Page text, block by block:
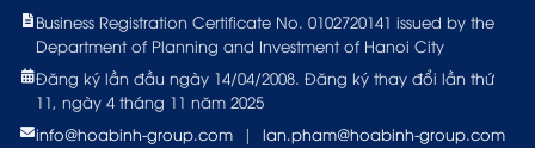
Business Registration Certificate No. 0102720141 issued by the
Department of Planning and Investment of Hanoi City
Đăng ký lần đầu ngày 14/04/2008. Đăng ký thay đổi lần thứ
11, ngày 4 tháng 11 năm 2025
info@hoabinh-group.com
|
lan.pham@hoabinh-group.com